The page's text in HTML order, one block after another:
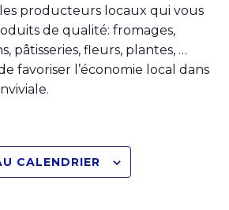
producteurs locaux qui vous
de qualité: fromages,
pâtisseries, fleurs, plantes, …
favoriser l’économie local dans
CALENDRIER